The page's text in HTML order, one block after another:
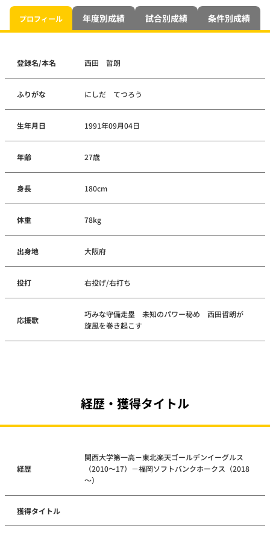
プロフィール 年度別成績 試合別成績 条件別成績
登録名/本名 西田 哲朗
ふりがな にしだ てつろう
生年月日 1991年09月04日
年齢 27歳
身長 180cm
体重 78kg
出身地 大阪府
投打 右投げ/右打ち
応援歌
巧みな守備走塁 未知のパワー秘め 西田哲朗が
旋風を巻き起こす
経歴・獲得タイトル
経歴
関西大学第一高－東北楽天ゴールデンイーグルス
（2010～17）－福岡ソフトバンクホークス（2018
～）
獲得タイトル